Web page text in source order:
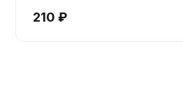
210 ₽